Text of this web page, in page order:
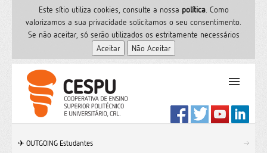
Este sítio utiliza cookies, consulte a nossa polí­tica. Como
valorizamos a sua privacidade solicitamos o seu consentimento.
Se não aceitar, só serão utilizados os estritamente necessários
PT
✈︎ OUTGOING Estudantes